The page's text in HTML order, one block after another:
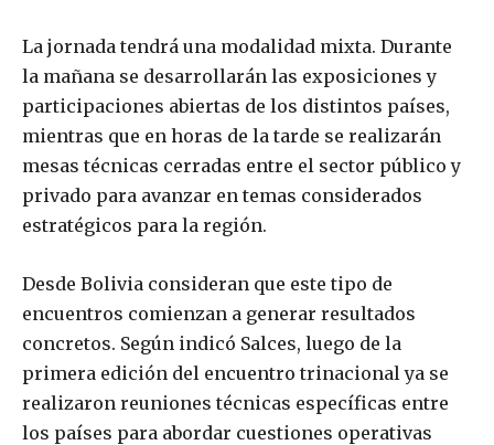
La jornada tendrá una modalidad mixta. Durante
la mañana se desarrollarán las exposiciones y
participaciones abiertas de los distintos países,
mientras que en horas de la tarde se realizarán
mesas técnicas cerradas entre el sector público y
privado para avanzar en temas considerados
estratégicos para la región.
Desde Bolivia consideran que este tipo de
encuentros comienzan a generar resultados
concretos. Según indicó Salces, luego de la
primera edición del encuentro trinacional ya se
realizaron reuniones técnicas específicas entre
los países para abordar cuestiones operativas